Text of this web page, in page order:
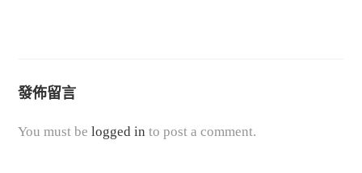
發佈留言
You must belogged in to post a comment.